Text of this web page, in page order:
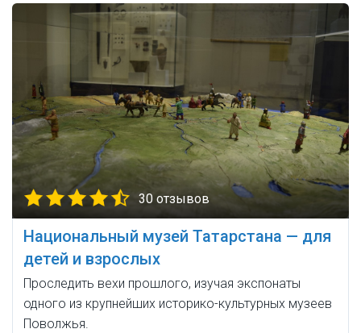
30 отзывов
Национальный музей Татарстана — для
детей и взрослых
Проследить вехи прошлого, изучая экспонаты
одного из крупнейших историко-культурных музеев
Поволжья.